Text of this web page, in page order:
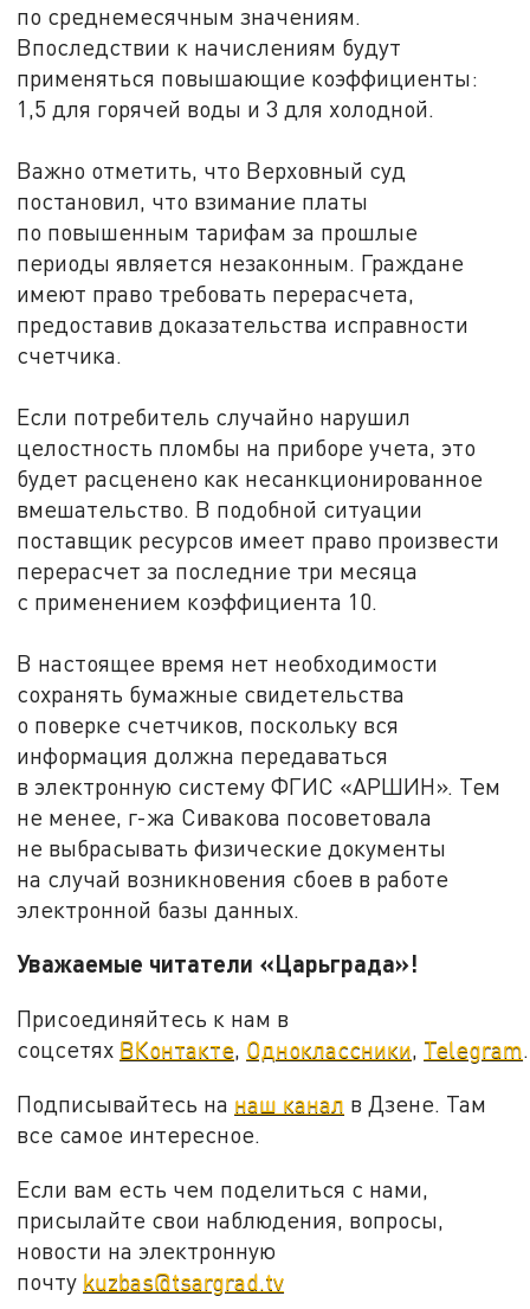
по среднемесячным значениям.
Впоследствии к начислениям будут
применяться повышающие коэффициенты:
1,5 для горячей воды и 3 для холодной.
Важно отметить, что Верховный суд
постановил, что взимание платы
по повышенным тарифам за прошлые
периоды является незаконным. Граждане
имеют право требовать перерасчета,
предоставив доказательства исправности
счетчика.
Если потребитель случайно нарушил
целостность пломбы на приборе учета, это
будет расценено как несанкционированное
вмешательство. В подобной ситуации
поставщик ресурсов имеет право произвести
перерасчет за последние три месяца
с применением коэффициента 10.
В настоящее время нет необходимости
сохранять бумажные свидетельства
о поверке счетчиков, поскольку вся
информация должна передаваться
в электронную систему ФГИС «АРШИН». Тем
не менее, г-жа Сивакова посоветовала
не выбрасывать физические документы
на случай возникновения сбоев в работе
электронной базы данных.
Уважаемые читатели «Царьграда»!
Присоединяйтесь к нам в
соцсетях ВКонтакте, Одноклассники, Telegram.
Подписывайтесь на наш канал в Дзене. Там
все самое интересное.
Если вам есть чем поделиться с нами,
присылайте свои наблюдения, вопросы,
новости на электронную
почту kuzbas@tsargrad.tv